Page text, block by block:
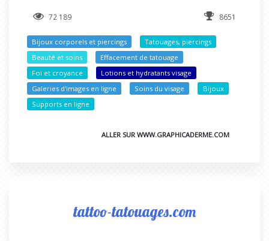
72 189 8651
Bijoux corporels et piercings
Tatouages, piercings
Beauté et soins
Effacement de tatouage
Foi et croyance
Lotions et hydratants visage
Galeries d'images en ligne
Soins du visage
Bijoux
Supports en ligne
ALLER SUR WWW.GRAPHICADERME.COM
tattoo-tatouages.com